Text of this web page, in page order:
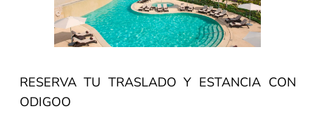
RESERVA TU TRASLADO Y ESTANCIA CON
ODIGOO